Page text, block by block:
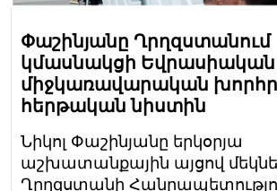
Փաշինյանը Ղրղզստանում
կմասնակցի Եվրասիական
միջկառավարական
հերթական նիստին
Նիկոլ Փաշինյանը երկօրյա
աշխատանքային այցով
Ղրղզստանի